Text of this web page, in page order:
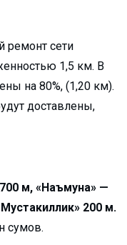
ремонт сети
1,5 км. В
на 80%, (1,20 км).
доставлены,
м, «Наъмуна» —
200 м.
сумов.